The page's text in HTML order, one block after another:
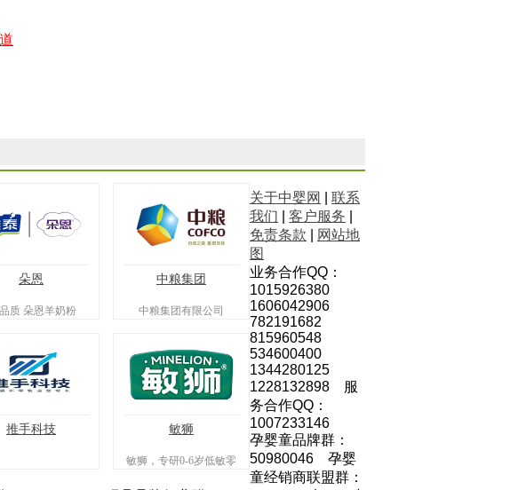
朵恩
质 朵恩羊奶粉
中粮集团
中粮集团有限公司
推手科技 敏狮
敏狮，专研0-6岁低敏零
关于中婴网
联系
我们
客户服务
免责条款
网站地
图
业务合作QQ：
1015926380
1606042906
782191682
815960548
534600400
1344280125
1228132898 服
务合作QQ：
1007233146
孕婴童品牌群：
50980046 孕婴
童经销商联盟群：